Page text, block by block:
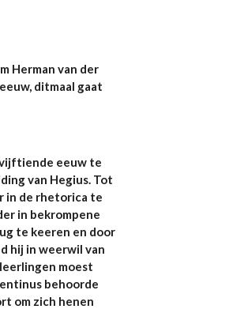
Herman van der
ditmaal gaat
eeuw te
van Hegius. Tot
in de rhetorica te
in bekrompene
te keeren en door
hij in weerwil van
moest
behoorde
om zich henen